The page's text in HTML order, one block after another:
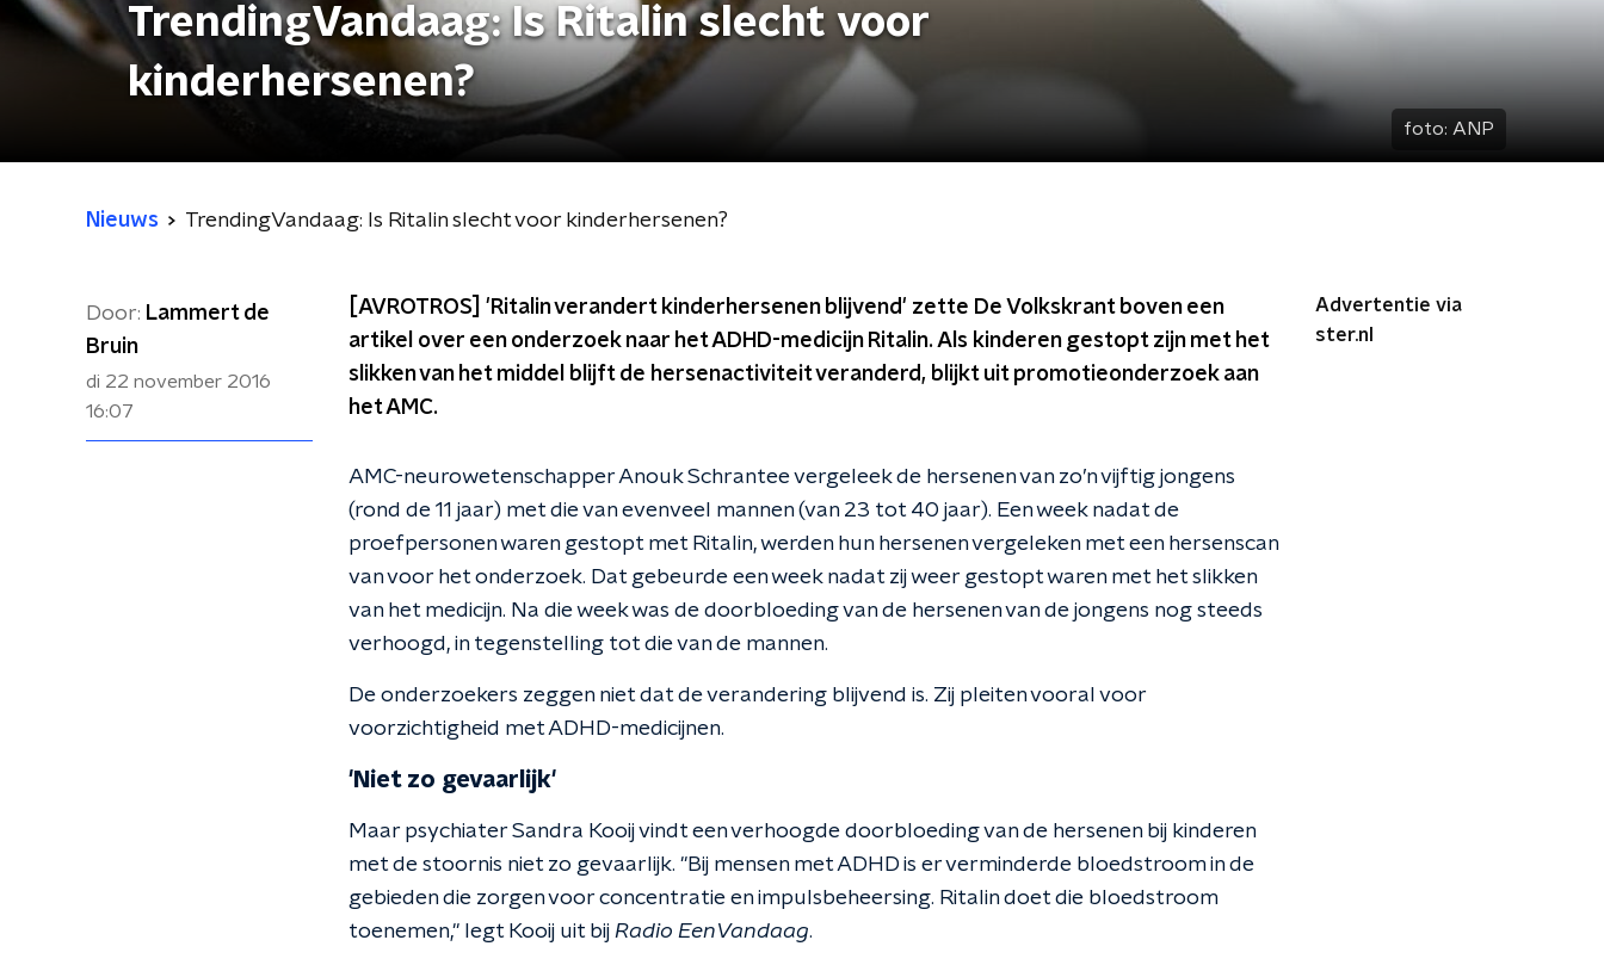
TrendingVandaag: Is Ritalin slecht voor
kinderhersenen?
foto: ANP
Nieuws TrendingVandaag: Is Ritalin slecht voor kinderhersenen?
Door: Lammert de
Bruin
di 22 november 2016
16:07
[AVROTROS] 'Ritalin verandert kinderhersenen blijvend' zette De Volkskrant boven een
artikel over een onderzoek naar het ADHD-medicijn Ritalin. Als kinderen gestopt zijn met het
slikken van het middel blijft de hersenactiviteit veranderd, blijkt uit promotieonderzoek aan
het AMC.
AMC-neurowetenschapper Anouk Schrantee vergeleek de hersenen van zo’n vijftig jongens
(rond de 11 jaar) met die van evenveel mannen (van 23 tot 40 jaar). Een week nadat de
proefpersonen waren gestopt met Ritalin, werden hun hersenen vergeleken met een hersenscan
van voor het onderzoek. Dat gebeurde een week nadat zij weer gestopt waren met het slikken
van het medicijn. Na die week was de doorbloeding van de hersenen van de jongens nog steeds
verhoogd, in tegenstelling tot die van de mannen.
De onderzoekers zeggen niet dat de verandering blijvend is. Zij pleiten vooral voor
voorzichtigheid met ADHD-medicijnen.
'Niet zo gevaarlijk'
Maar psychiater Sandra Kooij vindt een verhoogde doorbloeding van de hersenen bij kinderen
met de stoornis niet zo gevaarlijk. "Bij mensen met ADHD is er verminderde bloedstroom in de
gebieden die zorgen voor concentratie en impulsbeheersing. Ritalin doet die bloedstroom
toenemen," legt Kooij uit bij Radio EenVandaag.
Advertentie via
ster.nl